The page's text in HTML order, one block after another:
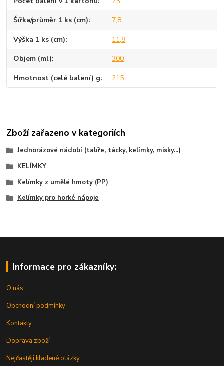
Šířka/průměr 1 ks (cm) 7,8
Výška 1 ks (cm) 11,8
Objem (ml) 300
Hmotnost (celé balení) g 215
Zboží zařazeno v kategoriích
Jednorázové nádobí (talíře, tácky, kelímky, misky...)
KELÍMKY
Kelímky z umělé hmoty (PP)
Kelímky pro horké nápoje
Informace pro zákazníky:
O nás
Obchodní podmínky
Kontakty
Doprava zboží
Nejčastěji kladené otázky